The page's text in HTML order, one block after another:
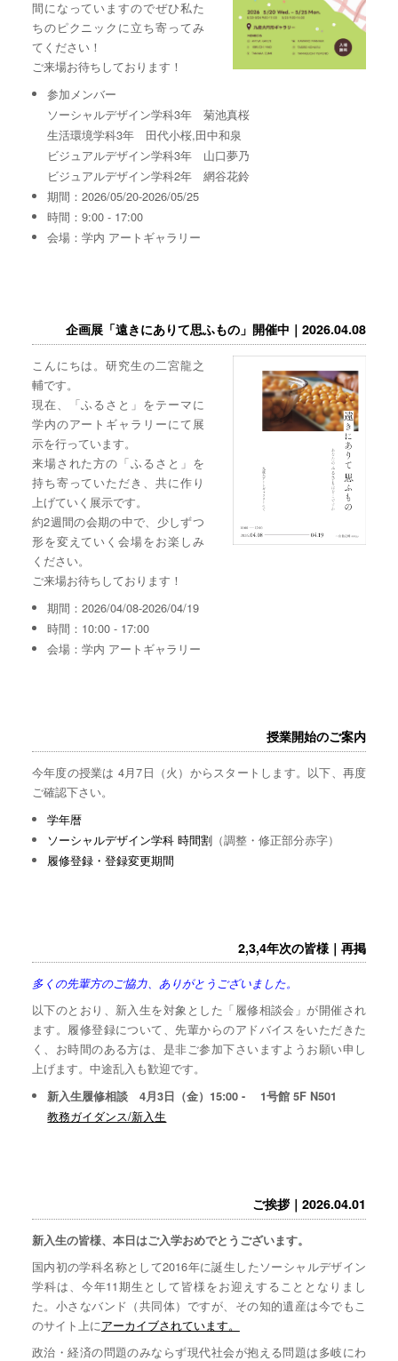
間になっていますのでぜひ私た
ちのピクニックに立ち寄ってみ
てください！
ご来場お待ちしております！
参加メンバー
ソーシャルデザイン学科3年 菊池真桜
生活環境学科3年 田代小桜,田中和泉
ビジュアルデザイン学科3年 山口夢乃
ビジュアルデザイン学科2年 網谷花鈴
期間：2026/05/20-2026/05/25
時間：9:00 - 17:00
会場：学内 アートギャラリー
企画展「遠きにありて思ふもの」開催中｜2026.04.08
こんにちは。研究生の二宮龍之
輔です。
現在、「ふるさと」をテーマに
学内のアートギャラリーにて展
示を行っています。
来場された方の「ふるさと」を
持ち寄っていただき、共に作り
上げていく展示です。
約2週間の会期の中で、少しずつ
形を変えていく会場をお楽しみ
ください。
ご来場お待ちしております！
期間：2026/04/08-2026/04/19
時間：10:00 - 17:00
会場：学内 アートギャラリー
授業開始のご案内
今年度の授業は 4月7日（火）からスタートします。以下、再度
ご確認下さい。
学年暦
ソーシャルデザイン学科 時間割 （調整・修正部分赤字）
履修登録・登録変更期間
2,3,4年次の皆様｜再掲
多くの先輩方のご協力、ありがとうございました。
以下のとおり、新入生を対象とした「履修相談会」が開催され
ます。履修登録について、先輩からのアドバイスをいただきた
く、お時間のある方は、是非ご参加下さいますようお願い申し
上げます。中途乱入も歓迎です。
新入生履修相談 4月3日（金）15:00 - 1号館 5F N501
教務ガイダンス/新入生
ご挨拶｜2026.04.01
新入生の皆様、本日はご入学おめでとうございます。
国内初の学科名称として2016年に誕生したソーシャルデザイン
学科は、今年11期生として皆様をお迎えすることとなりまし
た。小さなバンド（共同体）ですが、その知的遺産は今でもこ
のサイト上にアーカイブされています。
政治・経済の問題のみならず現代社会が抱える問題は多岐にわ